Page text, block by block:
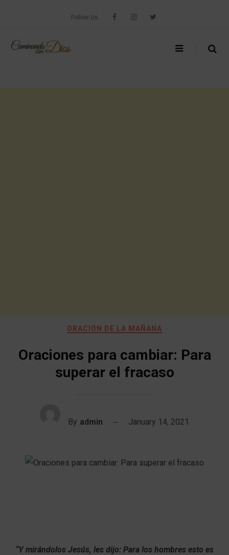
Follow Us
ORACIÓN DE LA MAÑANA
Oraciones para cambiar: Para
superar el fracaso
By admin January 14, 2021
“Y mirándolos Jesús, les dijo: Para los hombres esto es